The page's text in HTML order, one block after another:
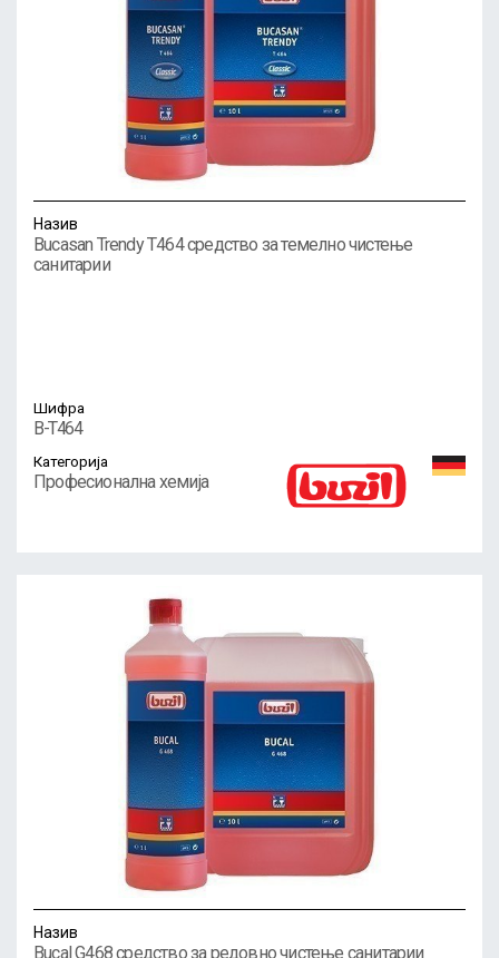
Назив
Bucasan Trendy T464 средство за темелно чистење
санитарии
Шифра
B-T464
Категорија
Професионална хемија
Назив
Bucal G468 средство за редовно чистење санитарии